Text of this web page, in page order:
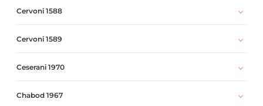
Cervoni 1588
Cervoni 1589
Ceserani 1970
Chabod 1967